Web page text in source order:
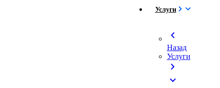
Услуги
chevron_left
Назад
Услуги
chevron_right
expand_more